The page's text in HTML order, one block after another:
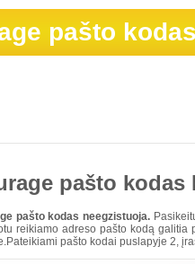
pašto
pašto kodas
pašto kodas neegzistuoja.
reikiamo adreso pašto kodą galitia
pašto kodai puslapyje 2,